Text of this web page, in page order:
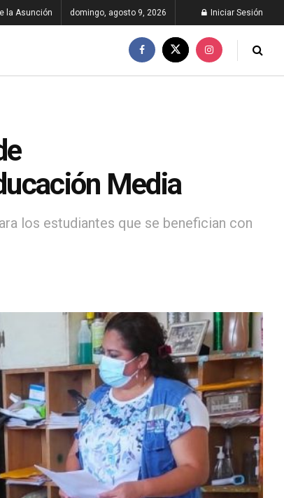
la Asunción domingo, agosto 9, 2026 Iniciar Sesión
Media
los estudiantes que se benefician con